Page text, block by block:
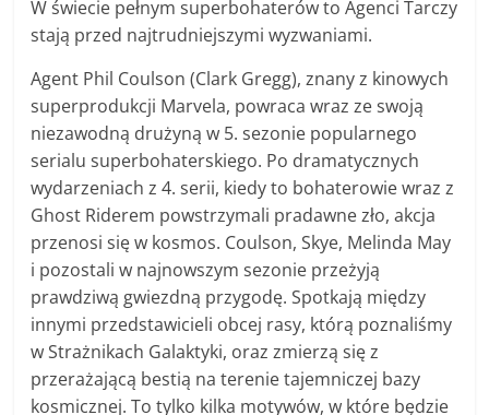
W świecie pełnym superbohaterów to Agenci Tarczy
stają przed najtrudniejszymi wyzwaniami.
Agent Phil Coulson (Clark Gregg), znany z kinowych
superprodukcji Marvela, powraca wraz ze swoją
niezawodną drużyną w 5. sezonie popularnego
serialu superbohaterskiego. Po dramatycznych
wydarzeniach z 4. serii, kiedy to bohaterowie wraz z
Ghost Riderem powstrzymali pradawne zło, akcja
przenosi się w kosmos. Coulson, Skye, Melinda May
i pozostali w najnowszym sezonie przeżyją
prawdziwą gwiezdną przygodę. Spotkają między
innymi przedstawicieli obcej rasy, którą poznaliśmy
w Strażnikach Galaktyki, oraz zmierzą się z
przerażającą bestią na terenie tajemniczej bazy
kosmicznej. To tylko kilka motywów, w które będzie